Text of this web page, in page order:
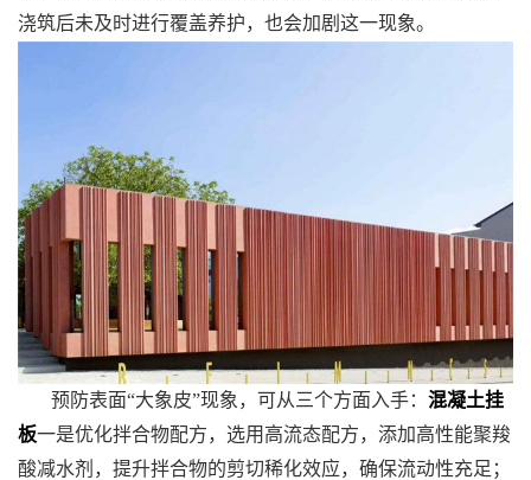
浇筑后未及时进行覆盖养护，也会加剧这一现象。
预防表面“大象皮”现象，可从三个方面入手： 混凝土挂
板一是优化拌合物配方，选用高流态配方，添加高性能聚羧
酸减水剂，提升拌合物的剪切稀化效应，确保流动性充足；